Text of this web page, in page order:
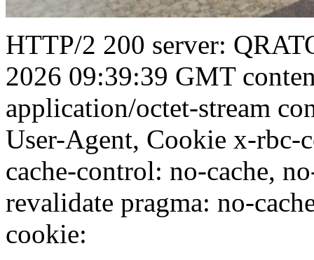
HTTP/2 200 server:
2026 09:39:39 GMT
application/octet-stream
User-Agent, Cookie x-rbc-
cache-control: no-cache,
revalidate pragma: no-
cookie: